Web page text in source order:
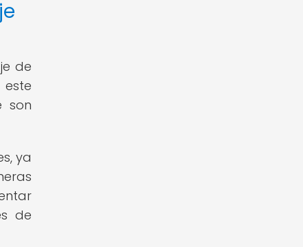
de
son
ya
de